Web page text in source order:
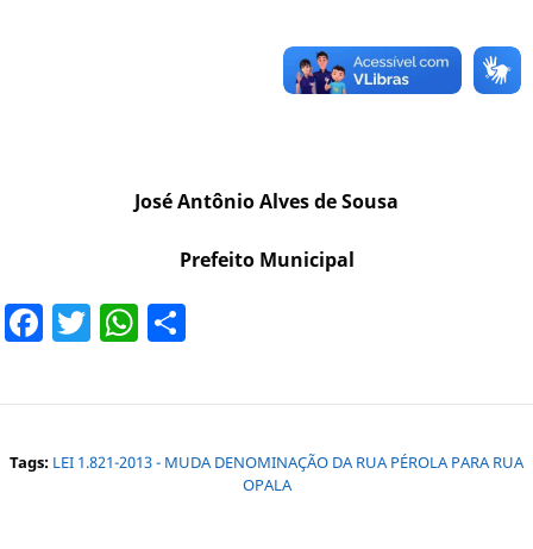
José Antônio Alves de Sousa
Prefeito Municipal
Facebook
TwitterWhatsApp
Tags: LEI 1.821-2013 - MUDA DENOMINAÇÃO DA RUA PÉROLA PARA RUA
OPALA